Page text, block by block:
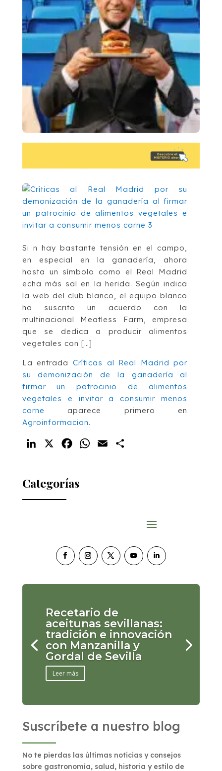
Si n hay bastante tensión en el campo,
en especial en la ganadería, ahora
hasta un símbolo como el Real Madrid
echa más sal en la herida. Según indica
la web del club blanco, el equipo blanco
ha suscrito un acuerdo con la
multinacional Meatless Farm, empresa
que se dedica a producir alimentos
vegetales con […]
La entrada Críticas al Real Madrid por
su demonización de la ganadería al
firmar un patrocinio de alimentos
vegetales e invitar a consumir menos
carne aparece primero en
Agroinformacion.
LinkedIn FacebookWhatsApp
Email
Categorías
Recetario de
aceitunas sevillanas:
tradición e innovación
con Manzanilla y
Gordal de Sevilla
Leer más
Suscríbete a nuestro blog
No te pierdas las últimas noticias y consejos
sobre gastronomía, salud, historia y estilo de